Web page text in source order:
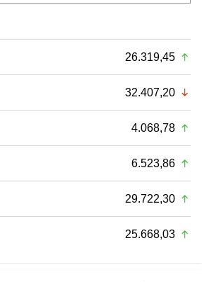
26.319,45
32.407,20
4.068,78
6.523,86
29.722,30
25.668,03